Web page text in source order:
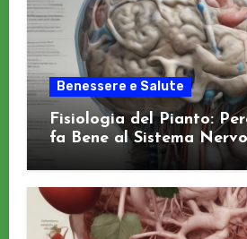
Benessere e Salute
Fisiologia del Pianto:
fa Bene al Sistema